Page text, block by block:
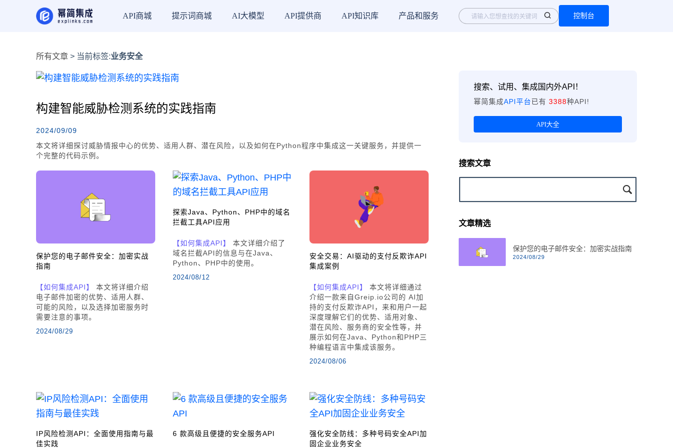
API商城 提示词商城 AI大模型 API提供商 API知识库 产品和服务 控制台
所有文章 > 当前标签:业务安全
构建智能威胁检测系统的实践指南
2024/09/09
本文将详细探讨威胁情报中心的优势、适用人群、潜在风险，以及如何在Python程序中集成这一关键服务，并提供一
个完整的代码示例。
保护您的电子邮件安全：加密实战
指南
【如何集成API】
本文将详细介绍
电子邮件加密的优势、适用人群、
可能的风险，以及选择加密服务时
需要注意的事项。
2024/08/29
探索Java、Python、PHP中的域名
拦截工具API应用
【如何集成API】
本文详细介绍了
域名拦截API的信息与在Java、
Python、PHP中的使用。
2024/08/12
安全交易：AI驱动的支付反欺诈API
集成案例
【如何集成API】
本文将详细通过
介绍一款来自Greip.io公司的 AI加
持的支付反欺诈API，来和用户一起
深度理解它们的优势、适用对象、
潜在风险、服务商的安全性等，并
展示如何在Java、Python和PHP三
种编程语言中集成该服务。
2024/08/06
IP风险检测API：全面使用指南与最
佳实践
6 款高级且便捷的安全服务API
强化安全防线：多种号码安全API加
固企业业务安全
搜索、试用、集成国内外API！
幂简集成API平台已有 3388种API!
API大全
搜索文章
文章精选
保护您的电子邮件安全：加密实战指南
2024/08/29